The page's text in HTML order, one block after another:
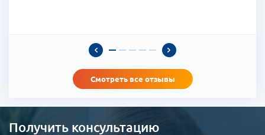
Смотреть все отзывы
Получить консультацию